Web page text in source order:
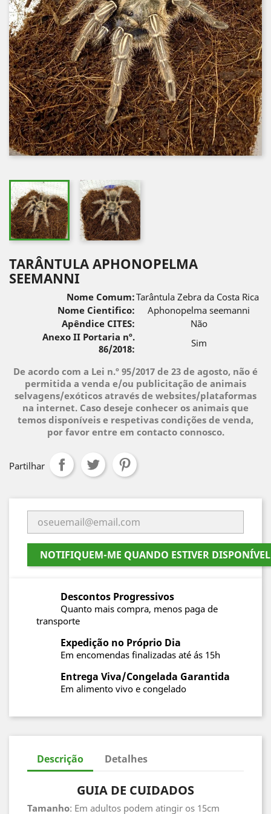
TARÂNTULA APHONOPELMA
SEEMANNI
Nome Comum:Tarântula Zebra da Costa Rica
Nome Cientifico:
Aphonopelma seemanni
Apêndice CITES:
Não
Anexo II Portaria nº.
86/2018:
Sim
De acordo com a Lei n.º 95/2017 de 23 de agosto, não é
permitida a venda e/ou publicitação de animais
selvagens/exóticos através de websites/plataformas
na internet. Caso deseje conhecer os animais que
temos disponíveis e respetivas condições de venda,
por favor entre em contacto connosco.
Partilhar
NOTIFIQUEM-ME QUANDO ESTIVER DISPONÍVEL
Descontos Progressivos
Quanto mais compra, menos paga de
transporte
Expedição no Próprio Dia
Em encomendas finalizadas até ás 15h
Entrega Viva/Congelada Garantida
Em alimento vivo e congelado
Descrição Detalhes
GUIA DE CUIDADOS
Tamanho: Em adultos podem atingir os 15cm